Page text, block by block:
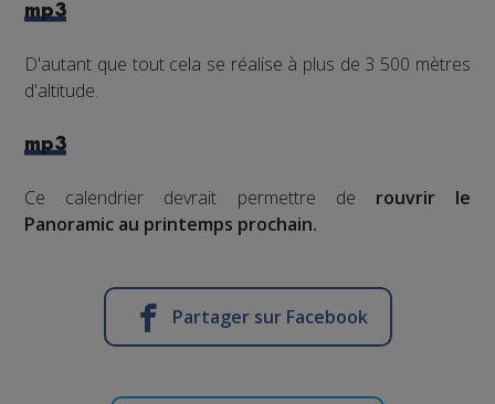
mp3
D'autant que tout cela se réalise à plus de 3 500 mètres
d'altitude.
mp3
Ce calendrier devrait permettre de rouvrir le
Panoramic au printemps prochain.
Partager sur Facebook